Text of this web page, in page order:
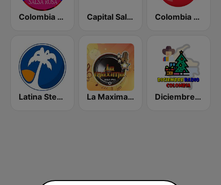
Colombia Salsa Rosa Capital Salsa Colombia Vallenata
Latina Stereo La Maxima 89.1 FM Diciembre Radio Colombia